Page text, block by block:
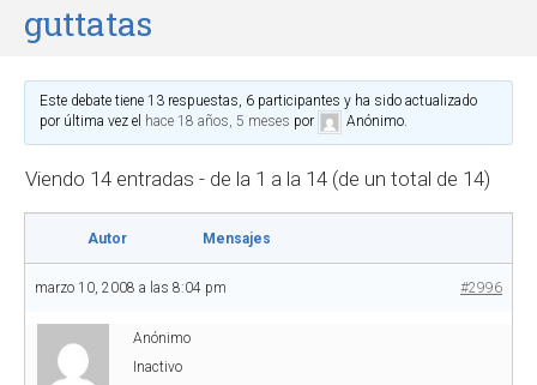
guttatas
Este debate tiene 13 respuestas, 6 participantes y ha sido actualizado
por última vez el hace 18 años, 5 meses por Anónimo.
Viendo 14 entradas - de la 1 a la 14 (de un total de 14)
Autor Mensajes
marzo 10, 2008 a las 8:04 pm #2996
Anónimo
Inactivo